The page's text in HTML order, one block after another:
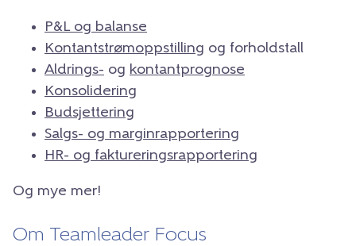
P&L og balanse
Kontantstrømoppstilling og forholdstall
Aldrings- og kontantprognose
Konsolidering
Budsjettering
Salgs- og marginrapportering
HR- og faktureringsrapportering
Og mye mer!
Om Teamleader Focus